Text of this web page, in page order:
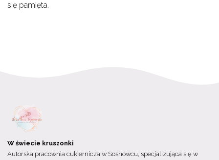
się pamięta.
W świecie kruszonki
Autorska pracownia cukiernicza w Sosnowcu, specjalizująca się w